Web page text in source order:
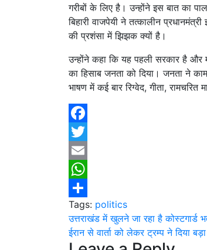
गरीबों के लिए है। उन्होंने इस बात का
बिहारी वाजपेयी ने तत्कालीन
की प्रशंसा में झिझक क्यों है।
उन्होंने कहा कि यह पहली सरकार है और
का हिसाब जनता को दिया। जनता ने
भाषण में कई बार रिग्वेद, गीता,
Facebook
Twitter
Email
WhatsApp
Share
Tags: politics
Post
navigation
उत्तराखंड में खुलने जा रहा है कोस्टगार्ड
ईरान से वार्ता को लेकर ट्रम्प ने दिया